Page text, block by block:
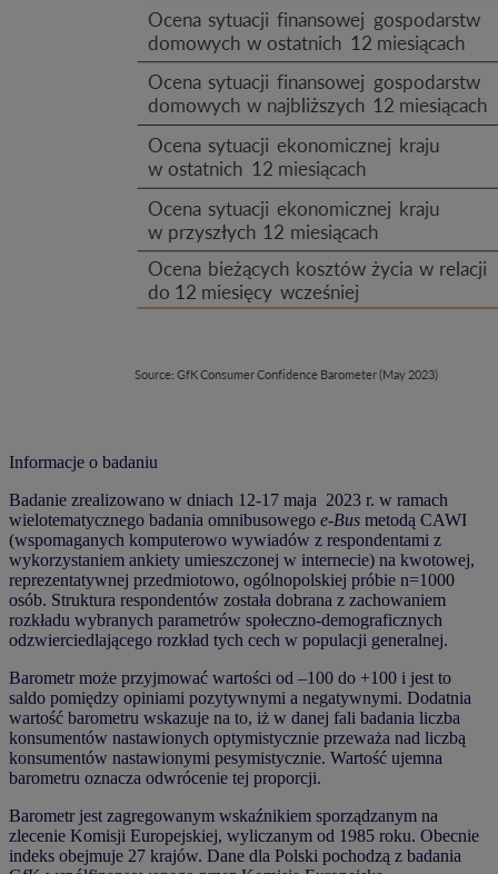
Informacje o badaniu
Badanie zrealizowano w dniach 12-17 maja 2023 r. w ramach
wielotematycznego badania omnibusowego e-Bus metodą CAWI
(wspomaganych komputerowo wywiadów z respondentami z
wykorzystaniem ankiety umieszczonej w internecie) na kwotowej,
reprezentatywnej przedmiotowo, ogólnopolskiej próbie n=1000
osób. Struktura respondentów została dobrana z zachowaniem
rozkładu wybranych parametrów społeczno-demograficznych
odzwierciedlającego rozkład tych cech w populacji generalnej.
Barometr może przyjmować wartości od –100 do +100 i jest to
saldo pomiędzy opiniami pozytywnymi a negatywnymi. Dodatnia
wartość barometru wskazuje na to, iż w danej fali badania liczba
konsumentów nastawionych optymistycznie przeważa nad liczbą
konsumentów nastawionymi pesymistycznie. Wartość ujemna
barometru oznacza odwrócenie tej proporcji.
Barometr jest zagregowanym wskaźnikiem sporządzanym na
zlecenie Komisji Europejskiej, wyliczanym od 1985 roku. Obecnie
indeks obejmuje 27 krajów. Dane dla Polski pochodzą z badania